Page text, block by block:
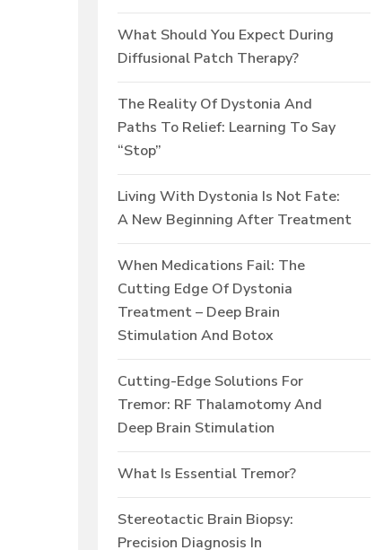
What Should You Expect During
Diffusional Patch Therapy?
The Reality Of Dystonia And
Paths To Relief: Learning To Say
“Stop”
Living With Dystonia Is Not Fate:
A New Beginning After Treatment
When Medications Fail: The
Cutting Edge Of Dystonia
Treatment – Deep Brain
Stimulation And Botox
Cutting-Edge Solutions For
Tremor: RF Thalamotomy And
Deep Brain Stimulation
What Is Essential Tremor?
Stereotactic Brain Biopsy:
Precision Diagnosis In